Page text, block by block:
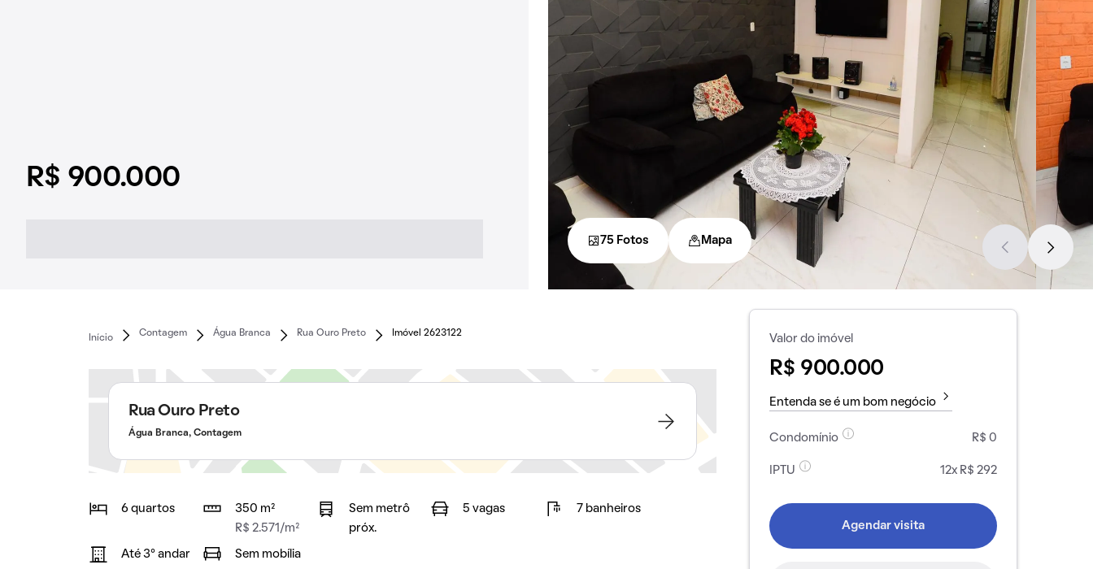
R$ 900.000
75 Fotos Mapa
Início
Contagem Água Branca Rua Ouro Preto Imóvel 2623122
Rua Ouro Preto
Água Branca, Contagem
6 quartos
350 m²
R$ 2.571/m²
Sem metrô
próx.
5 vagas 7 banheiros
Até 3° andar Sem mobília
Valor do imóvel
R$ 900.000
Entenda se é um bom negócio
Condomínio R$ 0
IPTU 12x R$ 292
Agendar visita